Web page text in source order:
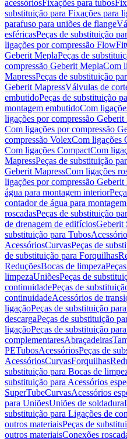
acessóriosFixações para tubos
substituição para Fixações para
parafuso para uniões de flange
esféricasPeças de substituição
ligações por compressão FlowFit
Geberit MeplaPeças de
compressão Geberit MeplaCom
MapressPeças de substituição
Geberit MapressVálvulas de
embutidoPeças de substituição
montagem embutidoCom
ligações por compressão Geberit
Com ligações por compressão
compressão VolexCom ligações
Com ligações CompactCom
MapressPeças de substituição
Geberit MapressCom ligações
ligações por compressão Geberit
água para montagem interior
contador de água para
roscadasPeças de substituição
de drenagem de edifíciosGeberit
substituição para Tubos
AcessóriosCurvasPeças de
de substituição para Forquilhas
ReduçõesBocas de limpeza
limpezaUniõesPeças de
continuidadePeças de
continuidadeAcessórios de
ligaçãoPeças de substituição
descargaPeças de substituição
ligaçãoPeças de substituição
complementaresAbraçadeiras
PETubosAcessóriosPeças de
AcessóriosCurvasForquilhas
substituição para Bocas de
substituição para Acessórios
SuperTubeCurvasAcessórios
para UniõesUniões de soldadura
substituição para Ligações de
outros materiaisPeças de
outros materiaisConexões